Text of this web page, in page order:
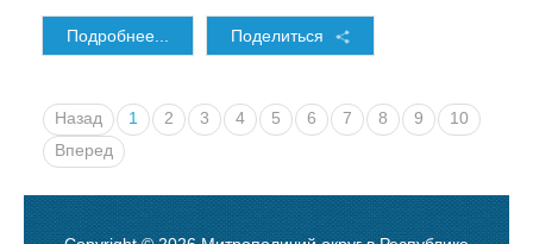
Подробнее... Поделиться
Назад 1 2 3 4 5 6 7 8 9
10
Вперед